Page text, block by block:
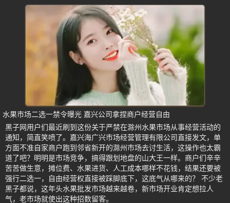
水果市场二选一禁令曝光 嘉兴公司拿捏商户经营自由
黑子网用户们最近刷到这份关于严禁在滁州水果市场从事经营活动的
通知，简直笑喷了。嘉兴海广兴市场经营管理有限公司直接发文，单
方面不准自家商户跑到邻省新开的滁州市场去讨生活，这操作也太霸
道了吧？明明是市场竞争，搞得跟划地盘的山大王一样。商户们辛辛
苦苦做生意，摊位费、水果进货、人工成本哪样不花钱，结果还要被
强行二选一，自由经营权直接被踩脚底下，这底气从哪来的？ 不少老
黑子都说，这年头水果批发市场越来越卷，新市场开业肯定想拉人
气，老市场就使出这种招数留客。